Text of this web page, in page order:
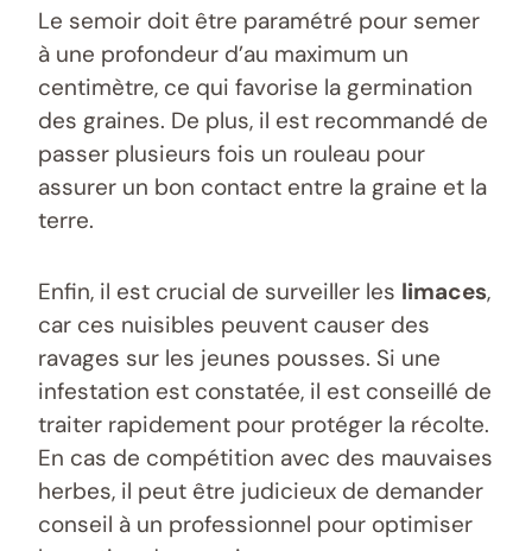
Le semoir doit être paramétré pour semer
à une profondeur d’au maximum un
centimètre, ce qui favorise la germination
des graines. De plus, il est recommandé de
passer plusieurs fois un rouleau pour
assurer un bon contact entre la graine et la
terre.
Enfin, il est crucial de surveiller les limaces,
car ces nuisibles peuvent causer des
ravages sur les jeunes pousses. Si une
infestation est constatée, il est conseillé de
traiter rapidement pour protéger la récolte.
En cas de compétition avec des mauvaises
herbes, il peut être judicieux de demander
conseil à un professionnel pour optimiser